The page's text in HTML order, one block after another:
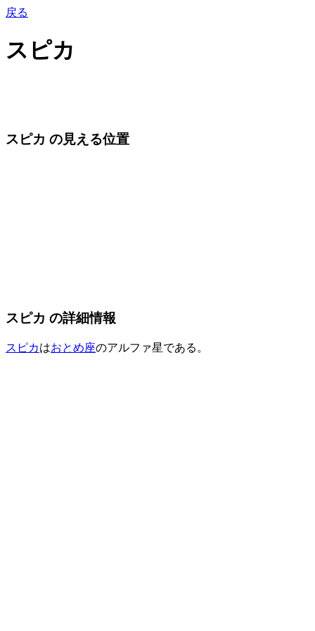
戻る
スピカ
スピカ の見える位置
スピカ の詳細情報
スピカはおとめ座のアルファ星である。